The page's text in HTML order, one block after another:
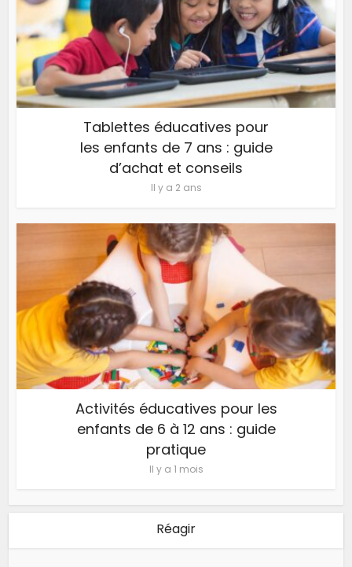
Tablettes éducatives pour
les enfants de 7 ans : guide
d’achat et conseils
Il y a 2 ans
Activités éducatives pour les
enfants de 6 à 12 ans : guide
pratique
Il y a 1 mois
Réagir